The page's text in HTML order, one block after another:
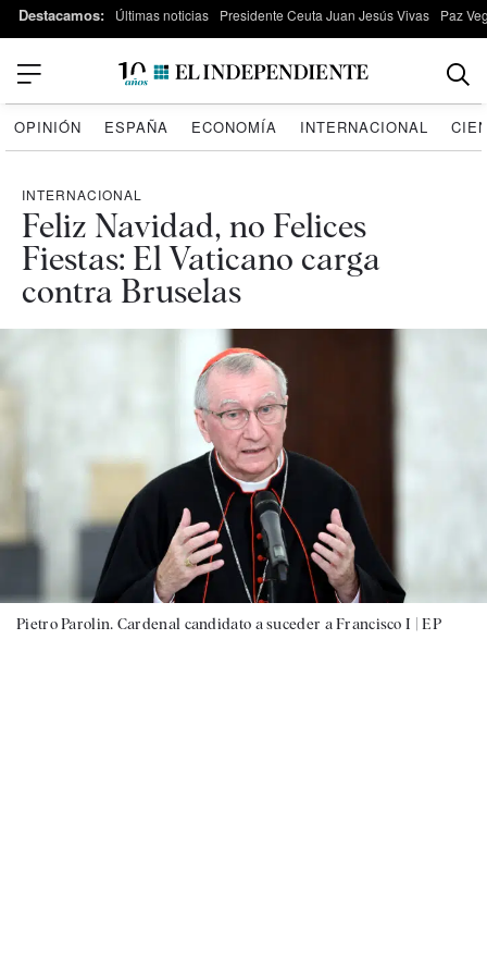
Destacamos: Últimas noticias Presidente Ceuta Juan Jesús Vivas Paz
OPINIÓN ESPAÑA ECONOMÍA INTERNACIONAL
INTERNACIONAL
Feliz Navidad, no Felices
Fiestas: El Vaticano carga
contra Bruselas
Pietro Parolin. Cardenal candidato a suceder a Francisco I |EP